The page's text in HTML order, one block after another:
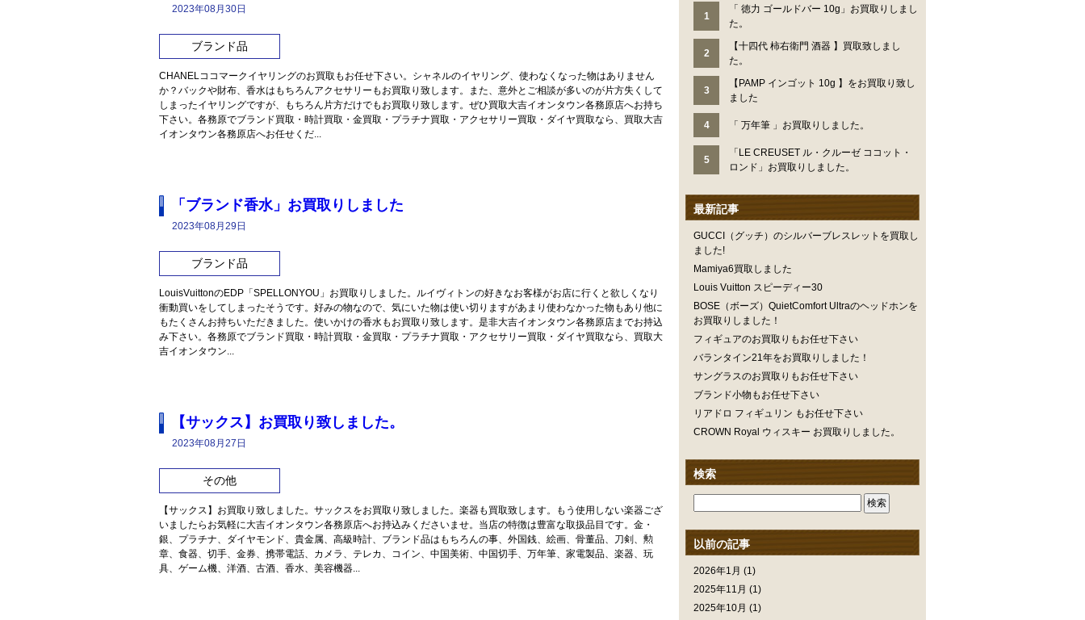
1
「 徳力 ゴールドバー 10g」お買取りしまし
た。
2
【十四代 柿右衛門 酒器 】買取致しまし
た。
3
【PAMP インゴット 10g 】をお買取り致し
ました
4 「 万年筆 」お買取りしました。
5
「LE CREUSET ル・クルーゼ ココット・
ロンド」お買取りしました。
最新記事
GUCCI（グッチ）のシルバーブレスレットを買取し
ました!
Mamiya6買取しました
Louis Vuitton スピーディー30
BOSE（ボーズ）QuietComfort Ultraのヘッドホンを
お買取りしました！
フィギュアのお買取りもお任せ下さい
バランタイン21年をお買取りしました！
サングラスのお買取りもお任せ下さい
ブランド小物もお任せ下さい
リアドロ フィギュリン もお任せ下さい
CROWN Royal ウィスキー お買取りしました。
検索
以前の記事
2026年1月 (1)
2025年11月 (1)
2025年10月 (1)
2023年08月30日
ブランド品
CHANELココマークイヤリングのお買取もお任せ下さい。シャネルのイヤリング、使わなくなった物はありません
か？バックや財布、香水はもちろんアクセサリーもお買取り致します。また、意外とご相談が多いのが片方失くして
しまったイヤリングですが、もちろん片方だけでもお買取り致します。ぜひ買取大吉イオンタウン各務原店へお持ち
下さい。各務原でブランド買取・時計買取・金買取・プラチナ買取・アクセサリー買取・ダイヤ買取なら、買取大吉
イオンタウン各務原店へお任せくだ...
「ブランド香水」お買取りしました
2023年08月29日
ブランド品
LouisVuittonのEDP「SPELLONYOU」お買取りしました。ルイヴィトンの好きなお客様がお店に行くと欲しくなり
衝動買いをしてしまったそうです。好みの物なので、気にいた物は使い切りますがあまり使わなかった物もあり他に
もたくさんお持ちいただきました。使いかけの香水もお買取り致します。是非大吉イオンタウン各務原店までお持込
み下さい。各務原でブランド買取・時計買取・金買取・プラチナ買取・アクセサリー買取・ダイヤ買取なら、買取大
吉イオンタウン...
【サックス】お買取り致しました。
2023年08月27日
その他
【サックス】お買取り致しました。サックスをお買取り致しました。楽器も買取致します。もう使用しない楽器ござ
いましたらお気軽に大吉イオンタウン各務原店へお持込みくださいませ。当店の特徴は豊富な取扱品目です。金・
銀、プラチナ、ダイヤモンド、貴金属、高級時計、ブランド品はもちろんの事、外国銭、絵画、骨董品、刀剣、勲
章、食器、切手、金券、携帯電話、カメラ、テレカ、コイン、中国美術、中国切手、万年筆、家電製品、楽器、玩
具、ゲーム機、洋酒、古酒、香水、美容機器...